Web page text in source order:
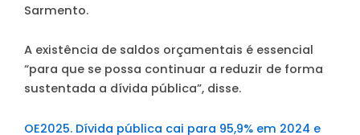
Sarmento.
A existência de saldos orçamentais é essencial
“para que se possa continuar a reduzir de forma
sustentada a dívida pública”, disse.
OE2025. Dívida pública cai para 95,9% em 2024 e